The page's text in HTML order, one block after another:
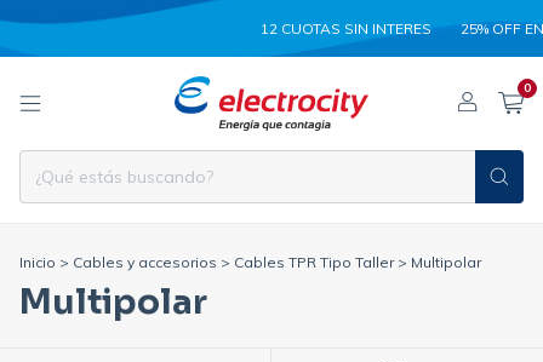
12 CUOTAS SIN INTERES 25% OFF EN
0
Inicio > Cables y accesorios > Cables TPR Tipo Taller > Multipolar
Multipolar